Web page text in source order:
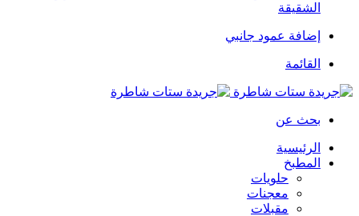
الشقيقة
إضافة عمود جانبي
القائمة
بحث عن
الرئيسية
المطبخ
حلويات
معجنات
مقبلات